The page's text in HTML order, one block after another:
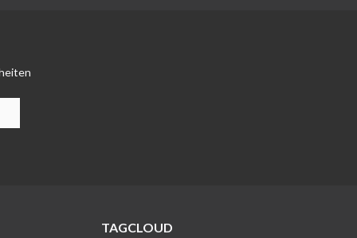
TAGCLOUD